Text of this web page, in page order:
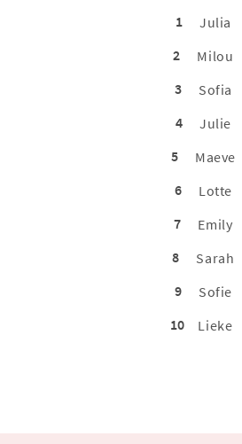
1
Julia
2
Milou
3
Sofia
4
Julie
5
Maeve
6
Lotte
7
Emily
8
Sarah
9
Sofie
10
Lieke